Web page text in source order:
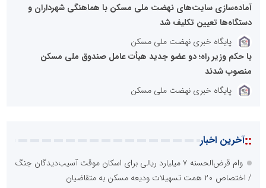
آماده‌سازی سایت‌های نهضت ملی مسکن با هماهنگی شهرداران و
دستگاه‌ها تعیین تکلیف شد
پایگاه خبری نهضت ملی مسکن
با حکم وزیر راه؛ دو عضو جدید هیأت عامل صندوق ملی مسکن
منصوب شدند
پایگاه خبری نهضت ملی مسکن
::آخرین اخبار
وام قرض‌الحسنه ۷ میلیارد ریالی برای اسکان موقت آسیب‌دیدگان جنگ
/ اختصاص ۲۰ همت تسهیلات ودیعه مسکن به متقاضیان